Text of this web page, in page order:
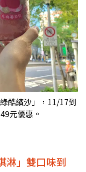
酷繽沙」，11/17到
元優惠。
淋」雙口味到